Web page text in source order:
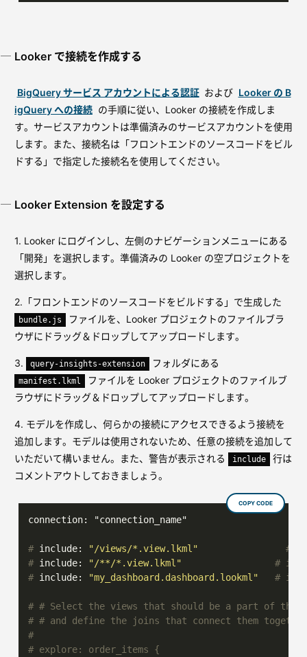
Looker で接続を作成する
BigQuery サービス アカウントによる認証 および Looker の B
igQuery への接続 の手順に従い、Looker の接続を作成しま
す。サービスアカウントは準備済みのサービスアカウントを使用
します。また、接続名は「フロントエンドのソースコードをビル
ドする」で指定した接続名を使用してください。
Looker Extension を設定する
1. Looker にログインし、左側のナビゲーションメニューにある
「開発」を選択します。準備済みの Looker の空プロジェクトを
選択します。
2.「フロントエンドのソースコードをビルドする」で生成した
bundle.js
ファイルを、Looker プロジェクトのファイルブラ
ウザにドラッグ＆ドロップしてアップロードします。
3. query-insights-extension フォルダにある
manifest.lkml
ファイルを Looker プロジェクトのファイルブ
ラウザにドラッグ＆ドロップしてアップロードします。
4. モデルを作成し、何らかの接続にアクセスできるよう接続を
追加します。モデルは使用されないため、任意の接続を追加して
いただいて構いません。また、警告が表示される
include
行は
コメントアウトしておきましょう。
COPY CODE
# include: "/views/*.view.lkml"
#
# include: "/**/*.view.lkml"
#
# include: "my_dashboard.dashboard.lookml" #
# # Select the views that should be a part of this
# # and define the joins that connect them
#
# explore: order_items {